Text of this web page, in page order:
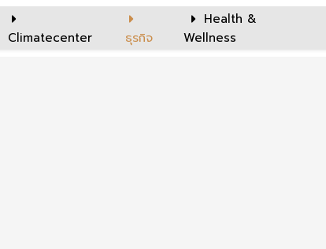
Climatecenter ธุรกิจ
Health &
Wellness